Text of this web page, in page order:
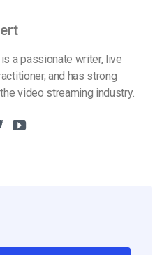
a passionate writer, live
and has strong
video streaming industry.